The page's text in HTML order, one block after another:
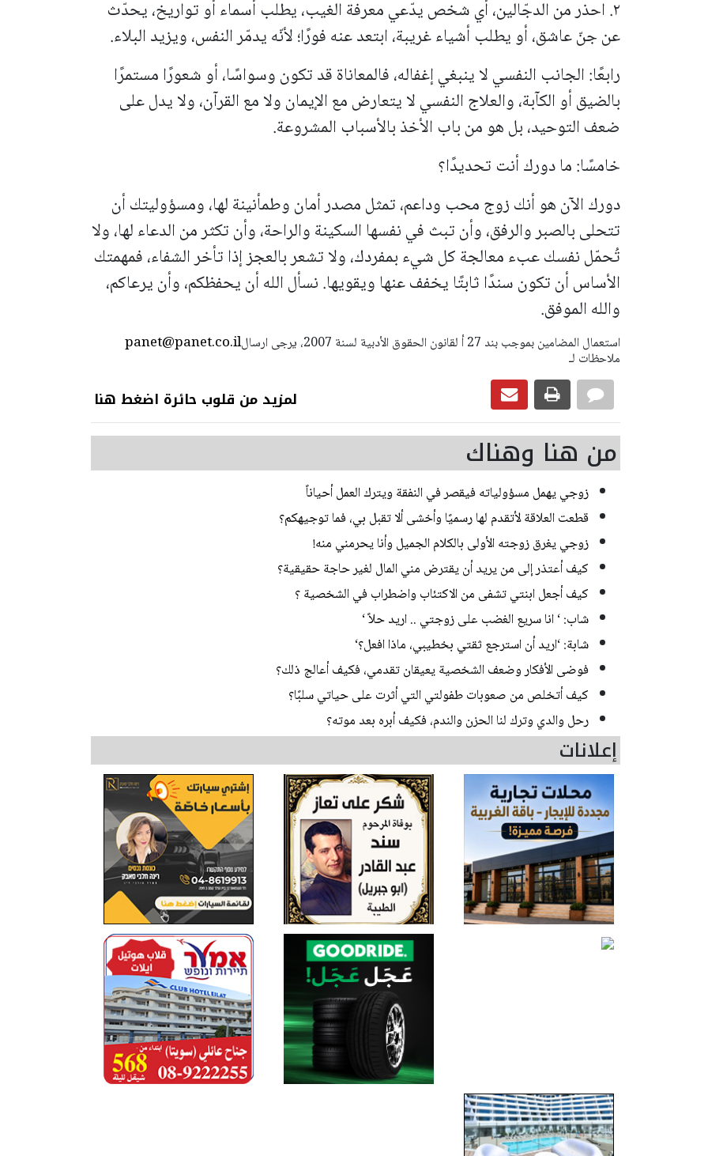
٢. احذر من الدجّالين، أي شخص يدّعي معرفة الغيب، يطلب أسماء أو تواريخ، يحدّث
عن جنّ عاشق، أو يطلب أشياء غريبة، ابتعد عنه فورًا؛ لأنّه يدمّر النفس، ويزيد البلاء.
رابعًا: الجانب النفسي لا ينبغي إغفاله، فالمعاناة قد تكون وسواسًا، أو شعورًا مستمرًا
بالضيق أو الكآبة، والعلاج النفسي لا يتعارض مع الإيمان ولا مع القرآن، ولا يدل على
ضعف التوحيد، بل هو من باب الأخذ بالأسباب المشروعة.
خامسًا: ما دورك أنت تحديدًا؟
دورك الآن هو أنك زوج محب وداعم، تمثل مصدر أمان وطمأنينة لها، ومسؤوليتك أن
تتحلى بالصبر والرفق، وأن تبث في نفسها السكينة والراحة، وأن تكثر من الدعاء لها، ولا
تُحمّل نفسك عبء معالجة كل شيء بمفردك، ولا تشعر بالعجز إذا تأخر الشفاء، فمهمتك
الأساس أن تكون سندًا ثابتًا يخفف عنها ويقويها.نسأل الله أن يحفظكم، وأن يرعاكم،
والله الموفق.
panet@panet.co.ilاستعمال المضامين بموجب بند 27 أ لقانون الحقوق الأدبية لسنة 2007، يرجى ارسال
ملاحظات لـ
لمزيد من قلوب حائرة اضغط هنا
من هنا وهناك
زوجي يهمل مسؤولياته فيقصر في النفقة ويترك العمل أحياناً
قطعت العلاقة لأتقدم لها رسميًا وأخشى ألا تقبل بي، فما توجيهكم؟
زوجي يغرق زوجته الأولى بالكلام الجميل وأنا يحرمني منه!
كيف أعتذر إلى من يريد أن يقترض مني المال لغير حاجة حقيقية؟
كيف أجعل ابنتي تشفى من الاكتئاب واضطراب في الشخصية ؟
شاب: ‘ انا سريع الغضب على زوجتي .. اريد حلاً ‘
شابة: ‘اريد أن استرجع ثقتي بخطيبي، ماذا افعل؟‘
فوضى الأفكار وضعف الشخصية يعيقان تقدمي، فكيف أعالج ذلك؟
كيف أتخلص من صعوبات طفولتي التي أثرت على حياتي سلبًا؟
رحل والدي وترك لنا الحزن والندم، فكيف أبره بعد موته؟
إعلانات